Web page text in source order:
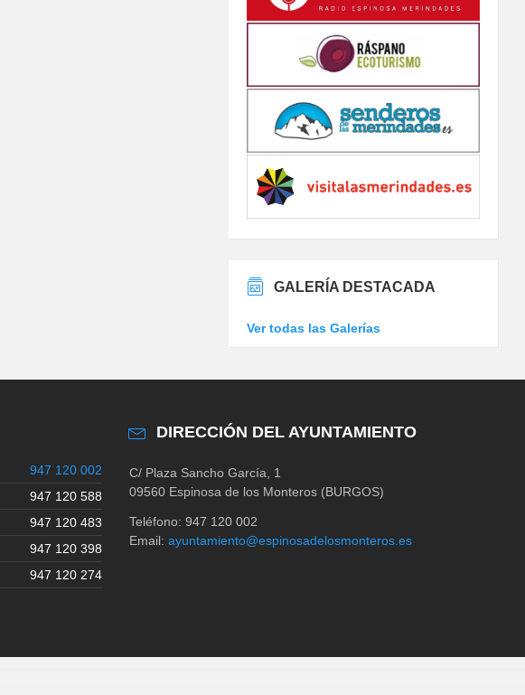
GALERÍA DESTACADA
Ver todas las Galerías
947 120 002
947 120 588
947 120 483
947 120 398
947 120 274
DIRECCIÓN DEL AYUNTAMIENTO
C/ Plaza Sancho García, 1
09560 Espinosa de los Monteros (BURGOS)
Teléfono: 947 120 002
Email: ayuntamiento@espinosadelosmonteros.es